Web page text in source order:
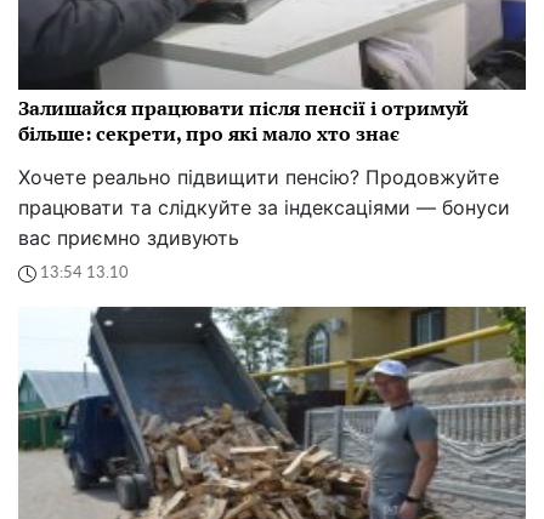
Залишайся працювати після пенсії і отримуй
більше: секрети, про які мало хто знає
Хочете реально підвищити пенсію? Продовжуйте
працювати та слідкуйте за індексаціями — бонуси
вас приємно здивують
13:54 13.10